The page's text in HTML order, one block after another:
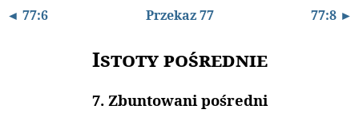
◄ 77:6 Przekaz 77 77:8 ►
Istoty pośrednie
7. Zbuntowani pośredni